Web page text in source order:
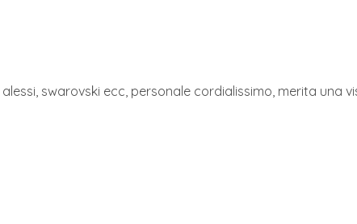
swarovski ecc, personale cordialissimo, merita una